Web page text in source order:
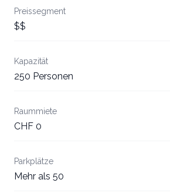
Preissegment
$$
Kapazität
250 Personen
Raummiete
CHF 0
Parkplätze
Mehr als 50